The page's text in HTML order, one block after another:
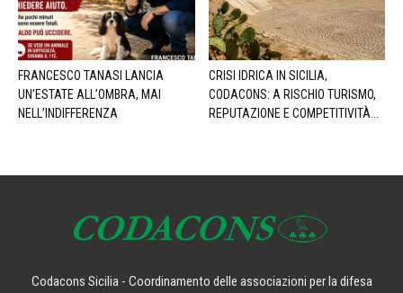
FRANCESCO TANASI LANCIA
UN’ESTATE ALL’OMBRA, MAI
NELL’INDIFFERENZA
CRISI IDRICA IN SICILIA,
CODACONS: A RISCHIO TURISMO,
REPUTAZIONE E COMPETITIVITÀ...
Codacons Sicilia - Coordinamento delle associazioni per la difesa